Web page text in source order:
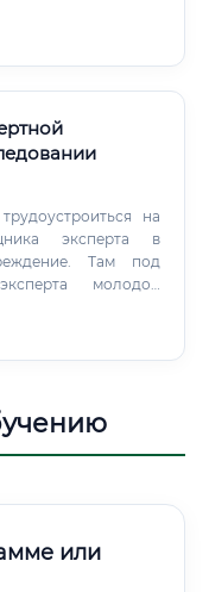
свои особенности:
на
эксперта в
Там под
молодой
Именно
или